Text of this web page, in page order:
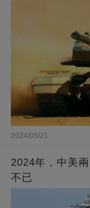
2024/05/21
2024年，中美
不已